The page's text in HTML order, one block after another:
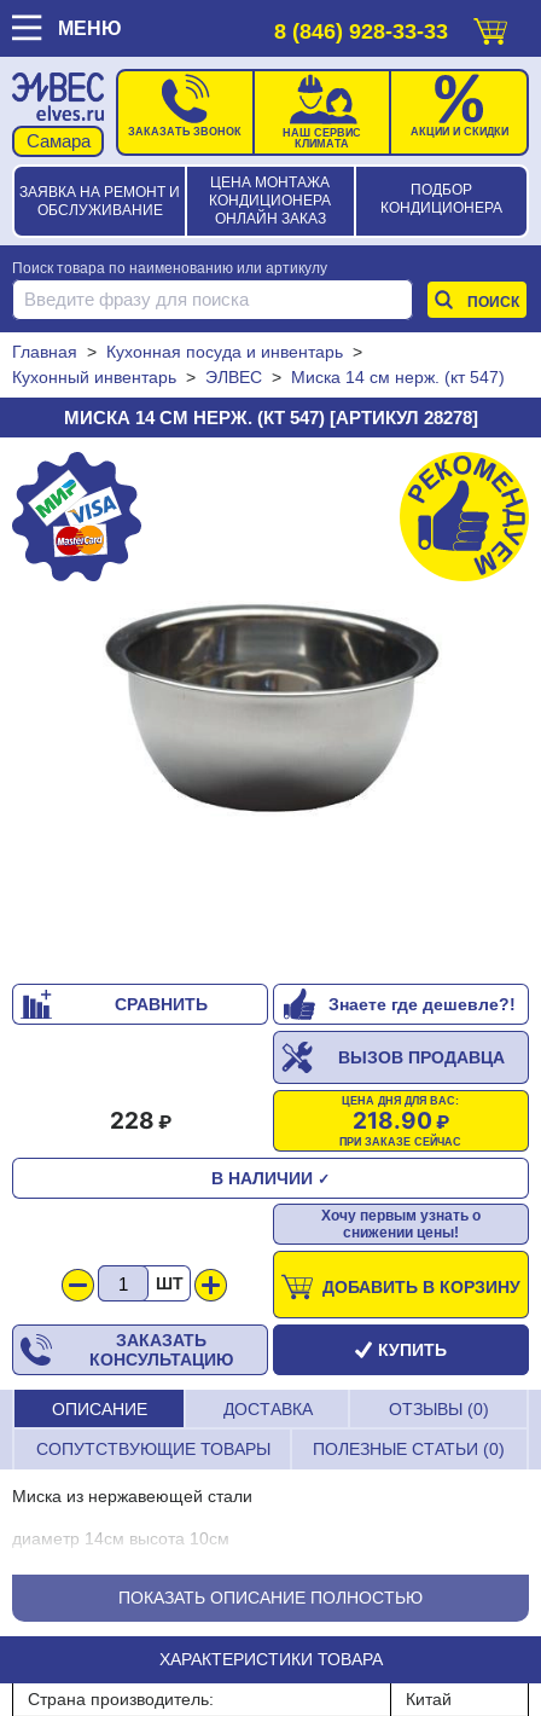
МЕНЮ 8 (846) 928-33-33
ЗАЯВКА НА РЕМОНТ И
ОБСЛУЖИВАНИЕ
ЦЕНА МОНТАЖА
КОНДИЦИОНЕРА
ОНЛАЙН ЗАКАЗ
ПОДБОР
КОНДИЦИОНЕРА
ЗАКАЗАТЬ ЗВОНОК
НАШ СЕРВИС
КЛИМАТА
АКЦИИ И СКИДКИ
Поиск товара по наименованию или артикулу
Главная > Кухонная посуда и инвентарь >
Кухонный инвентарь > ЭЛВЕС > Миска 14 см нерж. (кт 547)
МИСКА 14 СМ НЕРЖ. (КТ 547) [АРТИКУЛ 28278]
СРАВНИТЬ Знаете где дешевле?!
ВЫЗОВ ПРОДАВЦА
ЦЕНА ДНЯ ДЛЯ ВАС:
218.90
ПРИ ЗАКАЗЕ СЕЙЧАС
228
В НАЛИЧИИ ✓
Хочу первым узнать о
снижении цены!
ШТ ДОБАВИТЬ В КОРЗИНУ
ЗАКАЗАТЬ
КОНСУЛЬТАЦИЮ
КУПИТЬ
ОПИСАНИЕ ДОСТАВКА ОТЗЫВЫ (0)
СОПУТСТВУЮЩИЕ ТОВАРЫ ПОЛЕЗНЫЕ СТАТЬИ (0)
Миска из нержавеющей стали
диаметр 14см высота 10см
ПОКАЗАТЬ ОПИСАНИЕ ПОЛНОСТЬЮ
ХАРАКТЕРИСТИКИ ТОВАРА
Страна производитель:
Китай